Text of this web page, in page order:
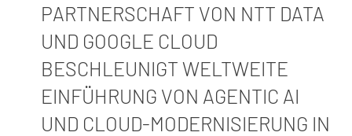
PARTNERSCHAFT VON NTT DATA
UND GOOGLE CLOUD
BESCHLEUNIGT WELTWEITE
EINFÜHRUNG VON AGENTIC AI
UND CLOUD-MODERNISIERUNG IN